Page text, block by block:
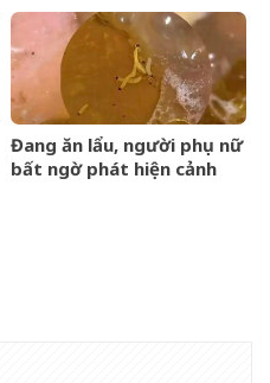
League
Đang ăn lẩu, người phụ nữ
bất ngờ phát hiện cảnh